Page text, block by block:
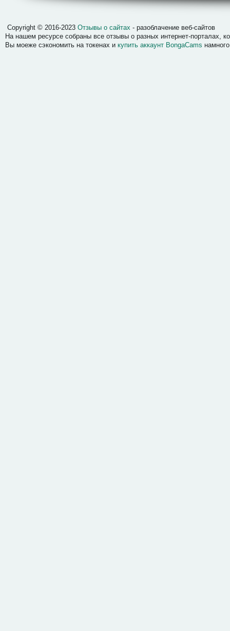
Отзывы о сайтах
Copyright © 2016-2023 Отзывы о сайтах - разоблачение веб-сайтов
На нашем ресурсе собраны все отзывы о разных интернет-
Вы моеже сэкономить на токенах и купить аккаунт BongaCams